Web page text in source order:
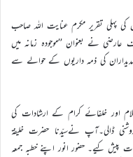
پہلی تقریر مکرم عنایت اللہ صاحب
عارضی نے بعنوان ’’موجودہ زمانہ میں
کی ذمہ داریوں کے حوالے سے
اور خلفائے کرام کے ارشادات کی
ڈالی۔آپ نےسیّدنا حضرت خلیفۃ
پیش کیے۔ حضور انور اپنے خطبہ جمعہ